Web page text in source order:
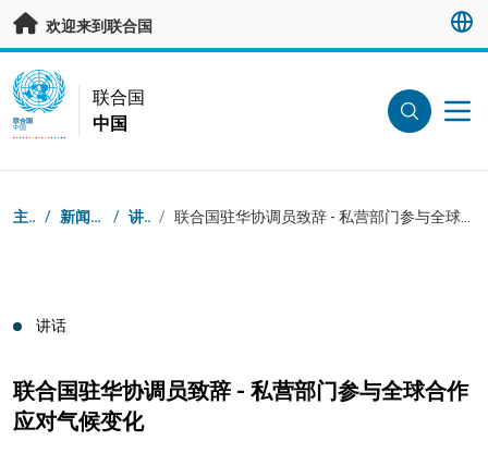
跳转至主要内容
欢迎来到联合国
UN Logo
联合国
中国
联合国
中国
页面路径
主页 / 新闻中心 / 讲话 /
讲话
联合国驻华协调员致辞 - 私营部门参与全球合作
应对气候变化